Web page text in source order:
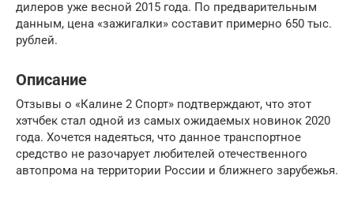
дилеров уже весной 2015 года. По предварительным
данным, цена «зажигалки» составит примерно 650 тыс.
рублей.
Описание
Отзывы о «Калине 2 Спорт» подтверждают, что этот
хэтчбек стал одной из самых ожидаемых новинок 2020
года. Хочется надеяться, что данное транспортное
средство не разочарует любителей отечественного
автопрома на территории России и ближнего зарубежья.